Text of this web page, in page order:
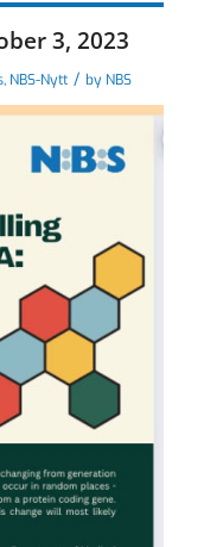
3, 2023
, NBS-Nytt / by NBS